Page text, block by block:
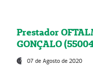
Prestador
GONÇALO
07 de Agosto de 2020